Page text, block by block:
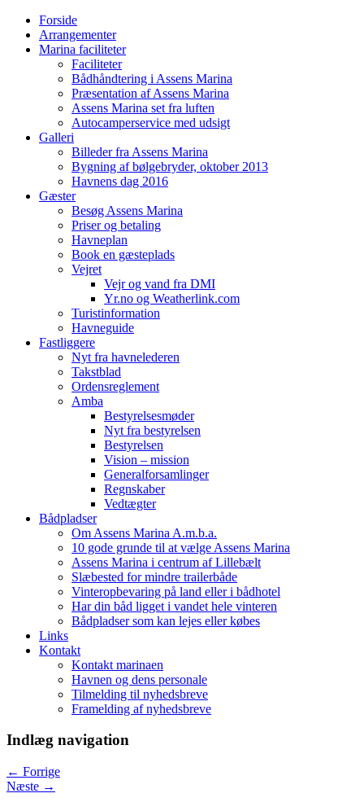
Forside
Arrangementer
Marina faciliteter
Faciliteter
Bådhåndtering i Assens Marina
Præsentation af Assens Marina
Assens Marina set fra luften
Autocamperservice med udsigt
Galleri
Billeder fra Assens Marina
Bygning af bølgebryder, oktober 2013
Havnens dag 2016
Gæster
Besøg Assens Marina
Priser og betaling
Havneplan
Book en gæsteplads
Vejret
Vejr og vand fra DMI
Yr.no og Weatherlink.com
Turistinformation
Havneguide
Fastliggere
Nyt fra havnelederen
Takstblad
Ordensreglement
Amba
Bestyrelsesmøder
Nyt fra bestyrelsen
Bestyrelsen
Vision – mission
Generalforsamlinger
Regnskaber
Vedtægter
Bådpladser
Om Assens Marina A.m.b.a.
10 gode grunde til at vælge Assens Marina
Assens Marina i centrum af Lillebælt
Slæbested for mindre trailerbåde
Vinteropbevaring på land eller i bådhotel
Har din båd ligget i vandet hele vinteren
Bådpladser som kan lejes eller købes
Links
Kontakt
Kontakt marinaen
Havnen og dens personale
Tilmelding til nyhedsbreve
Framelding af nyhedsbreve
Indlæg navigation
← Forrige
Næste →